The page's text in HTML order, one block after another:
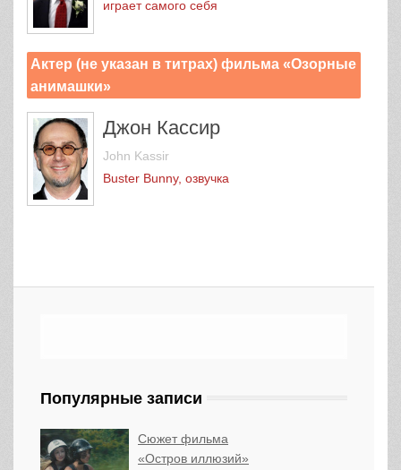
играет самого себя
Актер (не указан в титрах) фильма «Озорные
анимашки»
Джон Кассир
John Kassir
Buster Bunny, озвучка
Популярные записи
Сюжет фильма
«Остров иллюзий»